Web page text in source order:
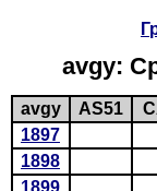
avgy:
avgy AS51
1897
1898
1899